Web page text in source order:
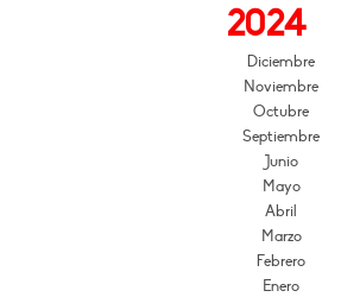
2024
Diciembre
Noviembre
Octubre
Septiembre
Junio
Mayo
Abril
Marzo
Febrero
Enero